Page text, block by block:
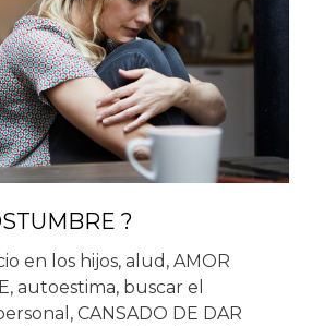
?
en los hijos, alud , AMOR
, autoestima, buscar el
, CANSADO DE DAR